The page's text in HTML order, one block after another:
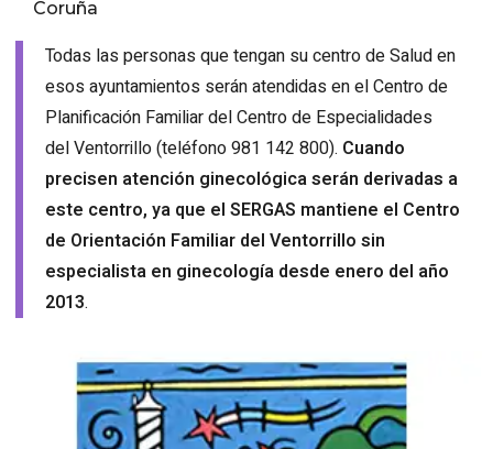
Coruña
Todas las personas que tengan su centro de Salud en
esos ayuntamientos serán atendidas en el Centro de
Planificación Familiar del Centro de Especialidades
del Ventorrillo (teléfono 981 142 800). Cuando
precisen atención ginecológica serán derivadas a
este centro, ya que el SERGAS mantiene el Centro
de Orientación Familiar del Ventorrillo sin
especialista en ginecología desde enero del año
2013.